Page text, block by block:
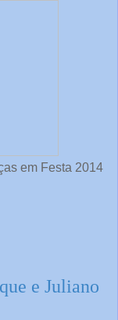
em Festa 2014
e Juliano